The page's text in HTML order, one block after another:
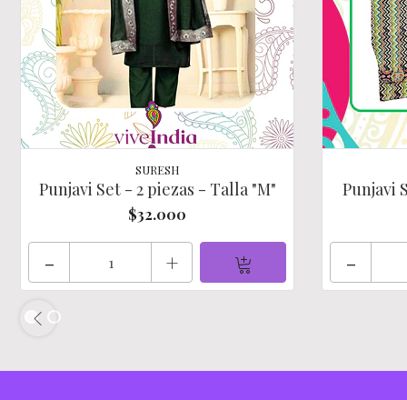
SURESH
Punjavi Set - 2 piezas - Talla "M"
$32.000
- +
Punjavi
-